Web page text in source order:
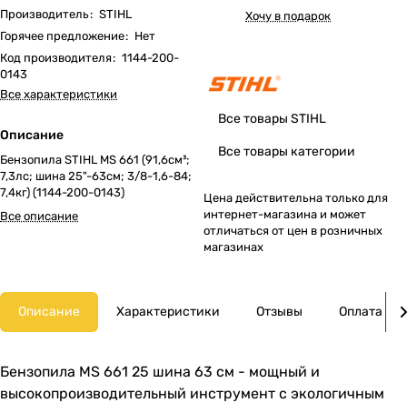
Производитель: STIHL
Горячее предложение: Нет
Код производителя: 1144-200-
0143
Все характеристики
Описание
Бензопила STIHL MS 661 (91,6см³;
7,3лс; шина 25"-63см; 3/8-1,6-84;
7,4кг) (1144-200-0143)
Все описание
Хочу в подарок
Все товары STIHL
Все товары категории
Цена действительна только для
интернет-магазина и может
отличаться от цен в розничных
магазинах
Описание Характеристики Отзывы Оплата
Бензопила MS 661 25 шина 63 см - мощный и
высокопроизводительный инструмент с экологичным